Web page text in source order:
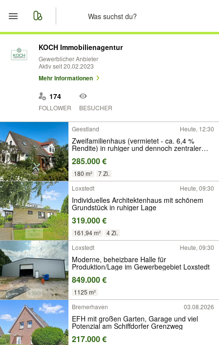
Start
Merkliste
Nachrichten
KOCH Immobilienagentur
Gewerblicher Anbieter
Aktiv seit 20.02.2023
Mehr Informationen
174
FOLLOWER BESUCHER
Geestland Heute, 12:30
Zweifamilienhaus (vermietet - ca. 6,4 %
Rendite) in ruhiger und dennoch zentraler
Lage von Langen
285.000 €
180 m²
7 Zi.
Loxstedt
Heute, 09:30
Individuelles Architektenhaus mit schönem
Grundstück in ruhiger Lage
319.000 €
161,94 m²
4 Zi.
Loxstedt
Heute, 09:30
Moderne, beheizbare Halle für
Produktion/Lage im Gewerbegebiet Loxstedt
849.000 €
1125 m²
Bremerhaven
03.08.2026
EFH mit großen Garten, Garage und viel
Potenzial am Schiffdorfer Grenzweg
217.000 €